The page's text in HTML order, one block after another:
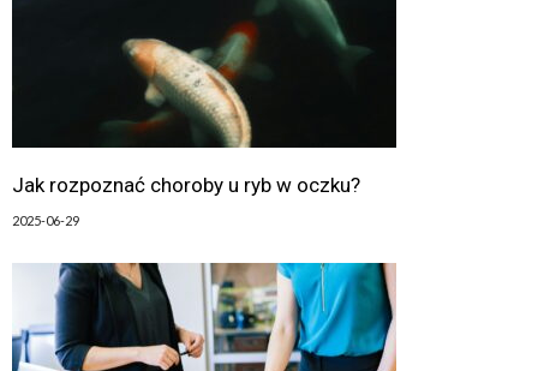
Jak rozpoznać choroby u ryb w oczku?
2025-06-29